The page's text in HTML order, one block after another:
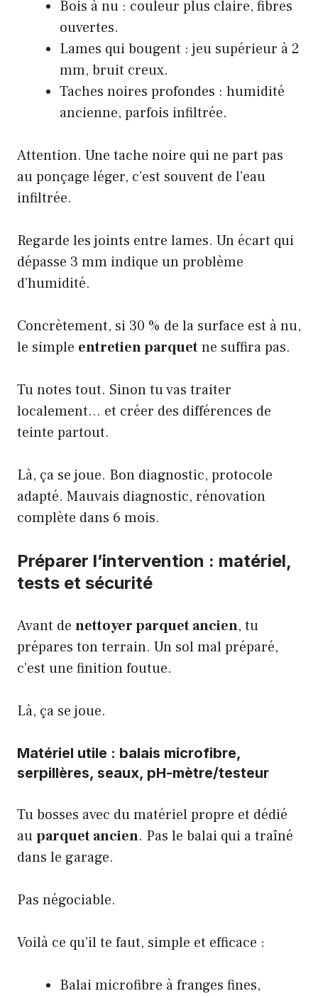
Bois à nu : couleur plus claire, fibres
ouvertes.
Lames qui bougent : jeu supérieur à 2
mm, bruit creux.
Taches noires profondes : humidité
ancienne, parfois infiltrée.
Attention. Une tache noire qui ne part pas
au ponçage léger, c’est souvent de l’eau
infiltrée.
Regarde les joints entre lames. Un écart qui
dépasse 3 mm indique un problème
d’humidité.
Concrètement, si 30 % de la surface est à nu,
le simple entretien parquetne suffira pas.
Tu notes tout. Sinon tu vas traiter
localement… et créer des différences de
teinte partout.
Là, ça se joue. Bon diagnostic, protocole
adapté. Mauvais diagnostic, rénovation
complète dans 6 mois.
Préparer l’intervention : matériel,
tests et sécurité
Avant de nettoyer parquet ancien, tu
prépares ton terrain. Un sol mal préparé,
c’est une finition foutue.
Là, ça se joue.
Matériel utile : balais microfibre,
serpillères, seaux, pH-mètre/testeur
Tu bosses avec dumatériel propre et dédié
auparquet ancien. Pas le balai qui a traîné
dans le garage.
Pas négociable.
Voilà ce qu’il te faut, simple et efficace :
Balai microfibre à franges fines,